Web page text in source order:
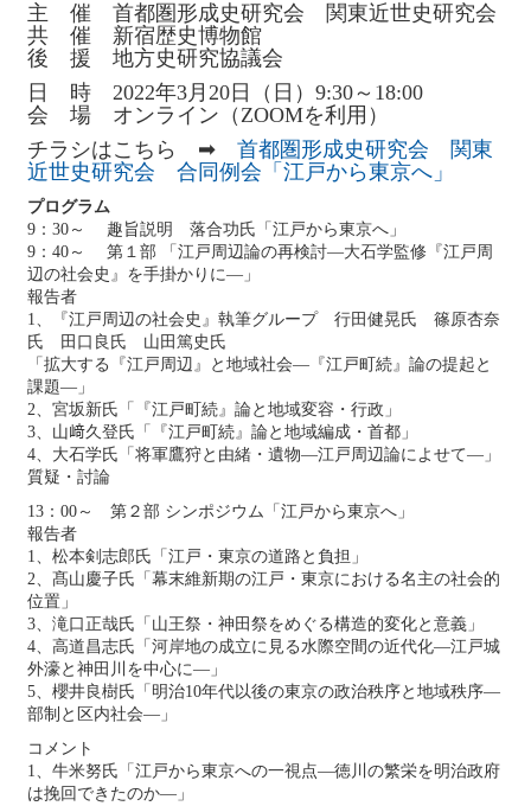
主 催 首都圏形成史研究会 関東近世史研究会
共 催 新宿歴史博物館
後 援 地方史研究協議会
日 時 2022年3月20日（日）9:30～18:00
会 場 オンライン（ZOOMを利用）
チラシはこちら ➡ 首都圏形成史研究会 関東
近世史研究会 合同例会「江戸から東京へ」
プログラム
9：30～ 趣旨説明 落合功氏「江戸から東京へ」
9：40～ 第１部 「江戸周辺論の再検討―大石学監修『江戸周
辺の社会史』を手掛かりに―」
報告者
1、『江戸周辺の社会史』執筆グループ 行田健晃氏 篠原杏奈
氏 田口良氏 山田篤史氏
「拡大する『江戸周辺』と地域社会―『江戸町続』論の提起と
課題―」
2、宮坂新氏「『江戸町続』論と地域変容・行政」
3、山﨑久登氏「『江戸町続』論と地域編成・首都」
4、大石学氏「将軍鷹狩と由緒・遺物―江戸周辺論によせて―」
質疑・討論
13：00～ 第２部 シンポジウム「江戸から東京へ」
報告者
1、松本剣志郎氏「江戸・東京の道路と負担」
2、髙山慶子氏「幕末維新期の江戸・東京における名主の社会的
位置」
3、滝口正哉氏「山王祭・神田祭をめぐる構造的変化と意義」
4、高道昌志氏「河岸地の成立に見る水際空間の近代化―江戸城
外濠と神田川を中心に―」
5、櫻井良樹氏「明治10年代以後の東京の政治秩序と地域秩序―
部制と区内社会―」
コメント
1、牛米努氏「江戸から東京への一視点―徳川の繁栄を明治政府
は挽回できたのか―」